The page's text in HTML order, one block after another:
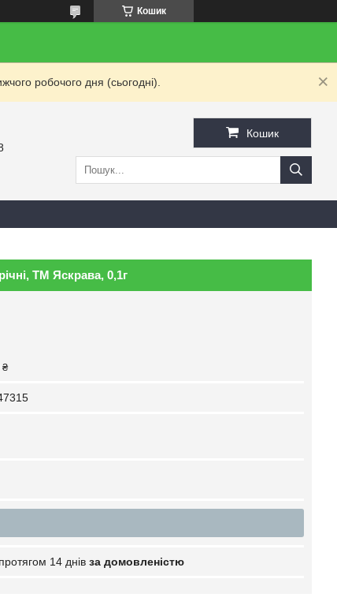
Кошик
робочого дня (сьогодні).
Кошик
ТМ Яскрава, 0,1г
₴
14 днів за домовленістю